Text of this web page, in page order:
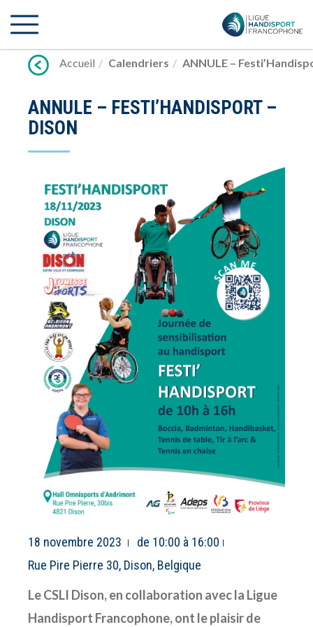
vers
Accueil
Calendriers ANNULE –
ANNULE – FESTI’HANDISPORT –
DISON
18 novembre 2023
de 10:00 à 16:00
Rue Pire Pierre 30, Dison, Belgique
Le CSLI Dison, en collaboration avec la Ligue
Handisport Francophone, ont le plaisir de